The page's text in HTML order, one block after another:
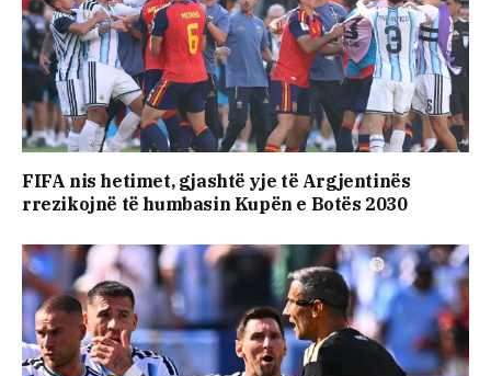
FIFA nis hetimet, gjashtë yje të Argjentinës
rrezikojnë të humbasin Kupën e Botës 2030